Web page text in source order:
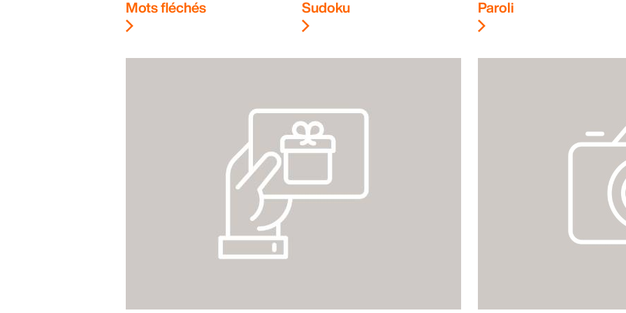
Mots fléchés Sudoku Paroli